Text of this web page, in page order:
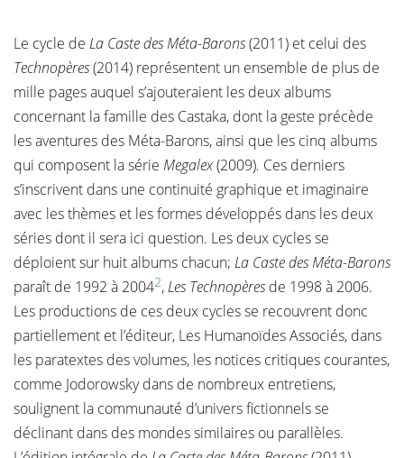
Le cycle de La Caste des Méta-Barons(2011) et celui des
Technopères(2014) représentent un ensemble de plus de
mille pages auquel s’ajouteraient les deux albums
concernant la famille des Castaka, dont la geste précède
les aventures des Méta-Barons, ainsi que les cinq albums
qui composent la série Megalex(2009). Ces derniers
s’inscrivent dans une continuité graphique et imaginaire
avec les thèmes et les formes développés dans les deux
séries dont il sera ici question. Les deux cycles se
déploient sur huit albums chacun; La Caste des Méta-Barons
paraît de 1992 à 20042,Les Technopèresde 1998 à 2006.
Les productions de ces deux cycles se recouvrent donc
partiellement et l’éditeur, Les Humanoïdes Associés, dans
les paratextes des volumes, les notices critiques courantes,
comme Jodorowsky dans de nombreux entretiens,
soulignent la communauté d’univers fictionnels se
déclinant dans des mondes similaires ou parallèles.